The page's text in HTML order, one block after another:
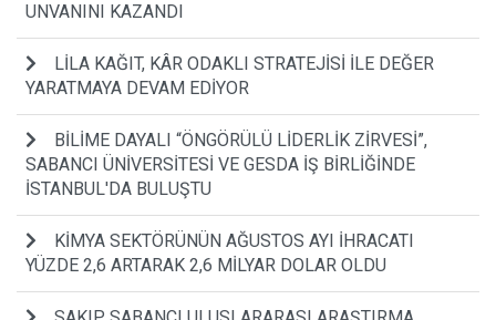
UNVANINI KAZANDI
LİLA KAĞIT, KÂR ODAKLI STRATEJİSİ İLE DEĞER
YARATMAYA DEVAM EDİYOR
BİLİME DAYALI “ÖNGÖRÜLÜ LİDERLİK ZİRVESİ”,
SABANCI ÜNİVERSİTESİ VE GESDA İŞ BİRLİĞİNDE
İSTANBUL'DA BULUŞTU
KİMYA SEKTÖRÜNÜN AĞUSTOS AYI İHRACATI
YÜZDE 2,6 ARTARAK 2,6 MİLYAR DOLAR OLDU